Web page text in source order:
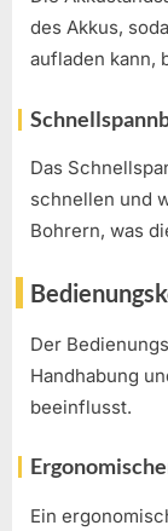
des Akkus,
aufladen kann,
Das
schnellen und
Bohrern, was
Der
Handhabung
beeinflusst.
Ein